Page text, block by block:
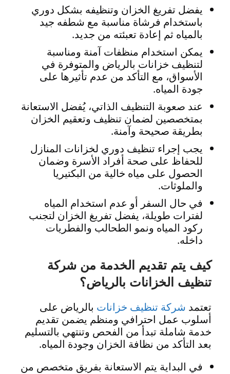
يفضل تفريغ الخزان وتنظيفه بشكل دوري
باستخدام فرشاة مناسبة مع شطفه جيد
بالمياه ثم إعادة تعبئته من جديد.
يمكن استخدام منظفات آمنة ومناسبة
لتنظيف خزانات بالرياض والمتوفرة في
الأسواق، مع التأكد من عدم تأثيرها على
جودة المياه.
عند صعوبة التنظيف الذاتي، يُفضل الاستعانة
بمتخصصين لضمان تنظيف وتعقيم الخزان
بطريقة صحيحة وآمنة.
يجب إجراء تنظيف دوري لخزانات المنازل
للحفاظ على صحة أفراد الأسرة وضمان
الحصول على مياه خالية من البكتيريا
والملوثات.
في حال السفر أو عدم استخدام المياه
لفترات طويلة، يفضل تفريغ الخزان لتجنب
ركود المياه ونمو الطحالب والفطريات
داخله.
كيف يتم تقديم الخدمة من شركة
تنظيف الخزانات بالرياض؟
تعتمد شركة تنظيف خزانات بالرياض على
أسلوب عمل احترافي ومنظم يضمن تقديم
خدمة شاملة تبدأ من الفحص وتنتهي بالتسليم
بعد التأكد من نظافة الخزان وجودة المياه.
في البداية يتم الاستعانة بفريق متخصص من